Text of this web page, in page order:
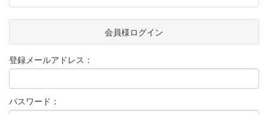
会員様ログイン
登録メールアドレス：
パスワード：